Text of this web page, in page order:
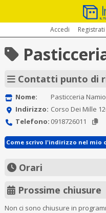
Accedi Registrati
Contatti punto di
Nome:
Pasticceria Namio
Indirizzo: Corso Dei Mille
Telefono: 0918726011
Come scrivo l'indirizzo nel mio
Orari
Prossime chiusure
Non ci sono chiusure in